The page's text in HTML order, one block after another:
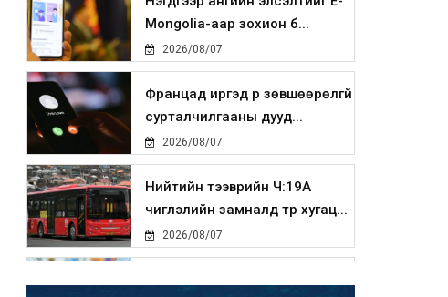
Mongolia-аар зохион б...
2026/08/07
Францад иргэд рүү зөвшөөрөлгүй
сурталчилгааны дууд...
2026/08/07
Нийтийн тээврийн Ч:19А
чиглэлийн замналд түр хугац...
2026/08/07